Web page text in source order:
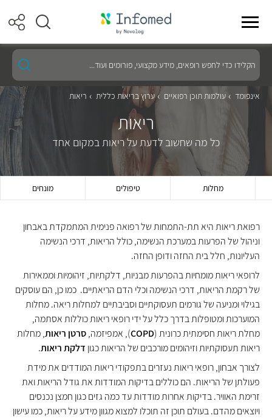
הקלידו
כדי
לחפש
רופאים,
מידע
פורומים
ועוד...
אינפומד עולמות תוכן רפואיים ערוץ בריאות כללית ריאות
ריאות
כל מה שחשוב לדעת על ריאות במקום אחד
מחלות טיפולים מונחים
רפואת ריאות היא תת-התמחות של רפואה פנימית המתמקדת באבחון
וניהול של הפרעות במערכת הנשימה, כולל הריאות, דרכי הנשימה
העליונות, חלל בית החזה ודופן החזה.
לרופאי ריאות מומחיות בהפרעות מבניות, דלקתיות, זיהומיות וממאירות
של רקמת הריאות, דרכי הנשימה וכלי הדם הריאתיים. כמו כן, הם עוסקים
בגילוי ומניעה של גורמים תעסוקתיים וסביבתיים למחלות ריאה. מחלות
המוערכות ומטופלות בדרך כלל על ידי רופאי ריאות כוללות אסתמה,
מחלת ריאות חסימתית כרונית (COPD), אמפיזמה,סרטן ריאות, מחלות
ריאות תעסוקתיות וזיהומים מורכבים של הריאות כגון דלקת ריאות.
לצורך אבחון, רופאי ריאות נעזרים בתפקודי ריאות המודדים את מידת
פעולתן של הריאות. הם כוללים בדיקות המודדות את גודל הריאות ואת
זרימת האוויר. בדיקות אחרות מודדות עד כמה גזים כגון חמצן נכנסים
ויוצאים מהדם.בעולם תוכן זה תוכלו למצוא מגוון מידע על ריאות, כמו עישון